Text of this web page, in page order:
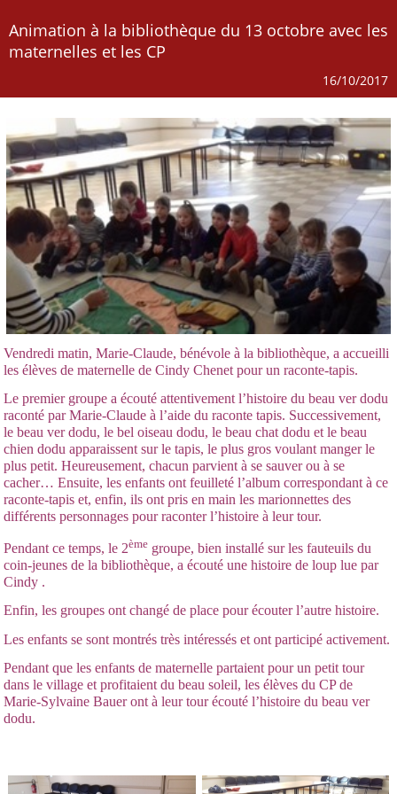
Animation à la bibliothèque du 13 octobre avec les
maternelles et les CP
16/10/2017
Vendredi matin, Marie-Claude, bénévole à la bibliothèque, a accueilli
les élèves de maternelle de Cindy Chenet pour un raconte-tapis.
Le premier groupe a écouté attentivement l’histoire du beau ver dodu
raconté par Marie-Claude à l’aide du raconte tapis. Successivement,
le beau ver dodu, le bel oiseau dodu, le beau chat dodu et le beau
chien dodu apparaissent sur le tapis, le plus gros voulant manger le
plus petit. Heureusement, chacun parvient à se sauver ou à se
cacher… Ensuite, les enfants ont feuilleté l’album correspondant à ce
raconte-tapis et, enfin, ils ont pris en main les marionnettes des
différents personnages pour raconter l’histoire à leur tour.
Pendant ce temps, le 2ème groupe, bien installé sur les fauteuils du
coin-jeunes de la bibliothèque, a écouté une histoire de loup lue par
Cindy .
Enfin, les groupes ont changé de place pour écouter l’autre histoire.
Les enfants se sont montrés très intéressés et ont participé activement.
Pendant que les enfants de maternelle partaient pour un petit tour
dans le village et profitaient du beau soleil, les élèves du CP de
Marie-Sylvaine Bauer ont à leur tour écouté l’histoire du beau ver
dodu.